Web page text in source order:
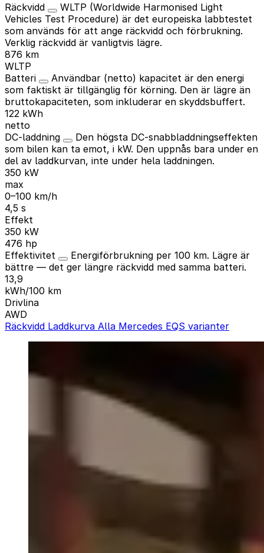
Räckvidd
WLTP (Worldwide Harmonised Light
Vehicles Test Procedure) är det europeiska labbtestet
som används för att ange räckvidd och förbrukning.
Verklig räckvidd är vanligtvis lägre.
876 km
WLTP
Batteri
Användbar (netto) kapacitet är den energi
som faktiskt är tillgänglig för körning. Den är lägre än
bruttokapaciteten, som inkluderar en skyddsbuffert.
122 kWh
netto
DC-laddning
Den högsta DC-snabbladdningseffekten
som bilen kan ta emot, i kW. Den uppnås bara under en
del av laddkurvan, inte under hela laddningen.
350 kW
max
0–100 km/h
4,5 s
Effekt
350 kW
476 hp
Effektivitet
Energiförbrukning per 100 km. Lägre är
bättre — det ger längre räckvidd med samma batteri.
13,9
kWh/100 km
Drivlina
AWD
Räckvidd Laddkurva Alla Mercedes EQS varianter